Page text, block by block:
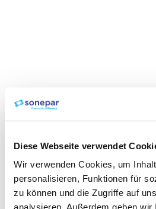
Diese Webseite verwendet
Wir verwenden Cookies, um
personalisieren, Funktionen für
zu können und die Zugriffe auf
analysieren. Außerdem geben